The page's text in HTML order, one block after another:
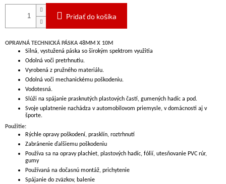
Pridať do košíka
OPRAVNÁ TECHNICKÁ PÁSKA 48MM X 10M
Silná, vystužená páska so širokým spektrom využitia
Odolná voči pretrhnutiu.
Vyrobená z pružného materiálu.
Odolná voči mechanickému poškodeniu.
Vodotesná.
Slúži na spájanie prasknutých plastových častí, gumených hadíc a pod.
Svoje uplatnenie nachádza v automobilovom priemysle, v domácnosti aj v
športe.
Použitie:
Rýchle opravy poškodení, prasklín, roztrhnutí
Zabránenie ďalšiemu poškodeniu
Používa sa na opravy plachiet, plastových hadíc, fólií, utesňovanie PVC rúr,
gumy
Používaná na dočasnú montáž, prichytenie
Spájanie do zväzkov, balenie